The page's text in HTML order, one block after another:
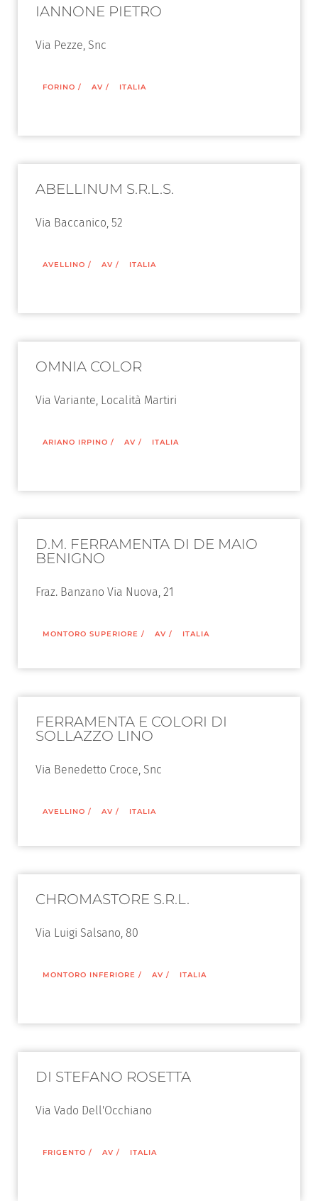
IANNONE PIETRO
Via Pezze, Snc
FORINO / AV / ITALIA
ABELLINUM S.R.L.S.
Via Baccanico, 52
AVELLINO / AV / ITALIA
OMNIA COLOR
Via Variante, Località Martiri
ARIANO IRPINO / AV / ITALIA
D.M. FERRAMENTA DI DE MAIO
BENIGNO
Fraz. Banzano Via Nuova, 21
MONTORO SUPERIORE / AV / ITALIA
FERRAMENTA E COLORI DI
SOLLAZZO LINO
Via Benedetto Croce, Snc
AVELLINO / AV / ITALIA
CHROMASTORE S.R.L.
Via Luigi Salsano, 80
MONTORO INFERIORE / AV / ITALIA
DI STEFANO ROSETTA
Via Vado Dell'Occhiano
FRIGENTO / AV / ITALIA